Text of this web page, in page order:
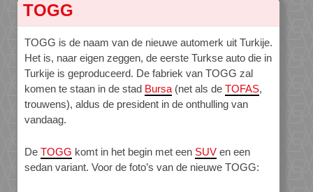
TOGG
TOGG is de naam van de nieuwe automerk uit Turkije.
Het is, naar eigen zeggen, de eerste Turkse auto die in
Turkije is geproduceerd. De fabriek van TOGG zal
komen te staan in de stad Bursa (net als de TOFAS,
trouwens), aldus de president in de onthulling van
vandaag.
De TOGG komt in het begin met een SUV en een
sedan variant. Voor de foto’s van de nieuwe TOGG: